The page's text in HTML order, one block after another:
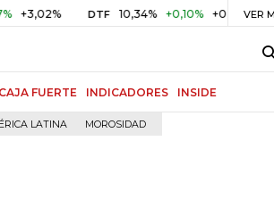
DTF 10,34% +0,10% +0,98% UVR $
VER
CAJA FUERTE INDICADORES INSIDE
LATINA MOROSIDAD